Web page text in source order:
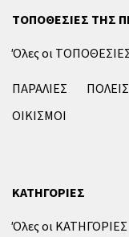
ΤΟΠΟΘΕΣΙΕΣ ΤΗΣ
Όλες οι
ΠΑΡΑΛΙΕΣ
ΠΟΛΕΙΣ
ΟΙΚΙΣΜΟΙ
ΚΑΤΗΓΟΡΙΕΣ
Όλες οι ΚΑΤΗΓΟΡΙΕΣ